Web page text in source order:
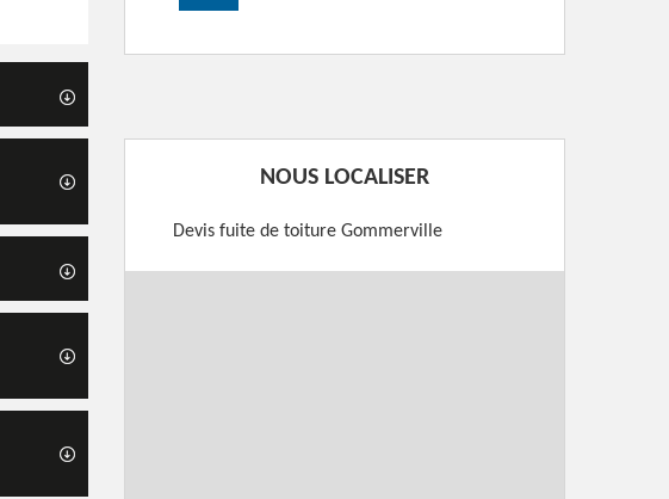
NOUS LOCALISER
Devis fuite de toiture Gommerville